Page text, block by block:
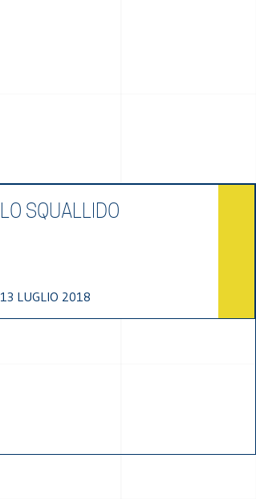
LO SQUALLIDO
13 LUGLIO 2018